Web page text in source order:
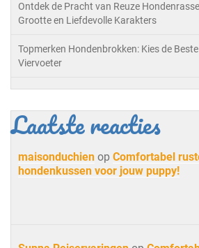
Ontdek de Pracht van Reuze
Grootte en Liefdevolle Karakters
Topmerken Hondenbrokken: Kies de
Viervoeter
Laatste reacties
maisonduchien op Comfortabel
hondenkussen voor jouw puppy!